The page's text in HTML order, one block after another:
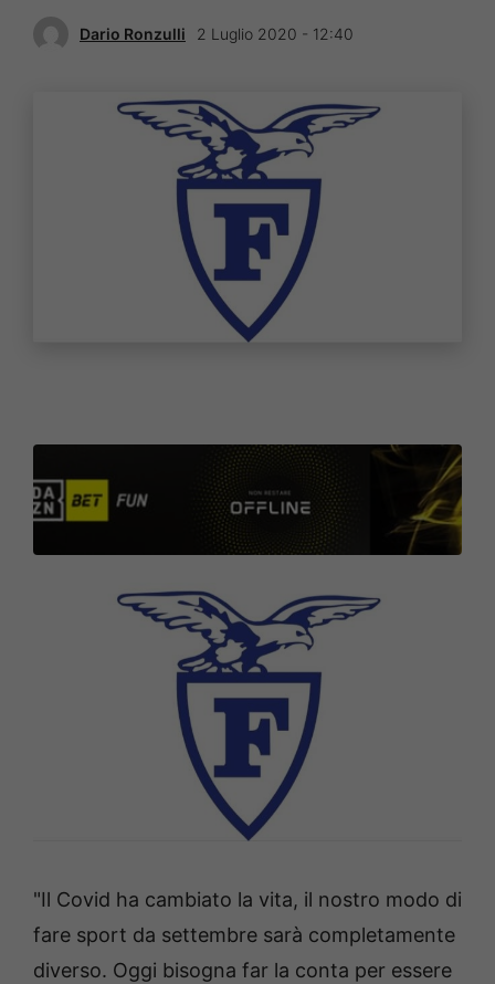
Dario Ronzulli 2 Luglio 2020 - 12:40
"Il Covid ha cambiato la vita, il nostro modo di
fare sport da settembre sarà completamente
diverso. Oggi bisogna far la conta per essere